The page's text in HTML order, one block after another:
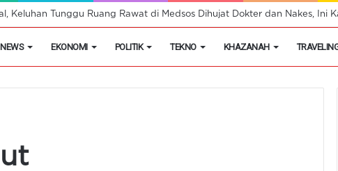
Keluhan Tunggu Ruang Rawat di Medsos Dihujat Dokter dan Nakes, Ini
NEWS EKONOMI POLITIK TEKNO KHAZANAH